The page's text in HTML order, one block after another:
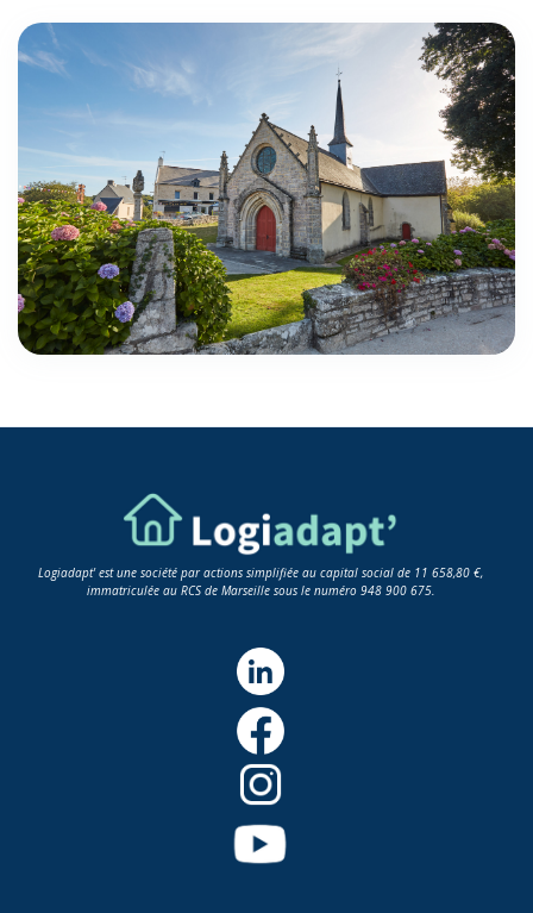
Logiadapt' est une société par actions simplifiée au capital social de 11 658,80 €,
immatriculée au RCS de Marseille sous le numéro 948 900 675.